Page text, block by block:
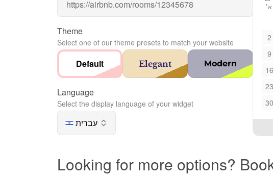
Theme
Select one of our theme presets to match your website
Default Elegant Modern
Language
Select the display language of your widget
עברית
א׳
2
9
16
23
30
Looking for more options?